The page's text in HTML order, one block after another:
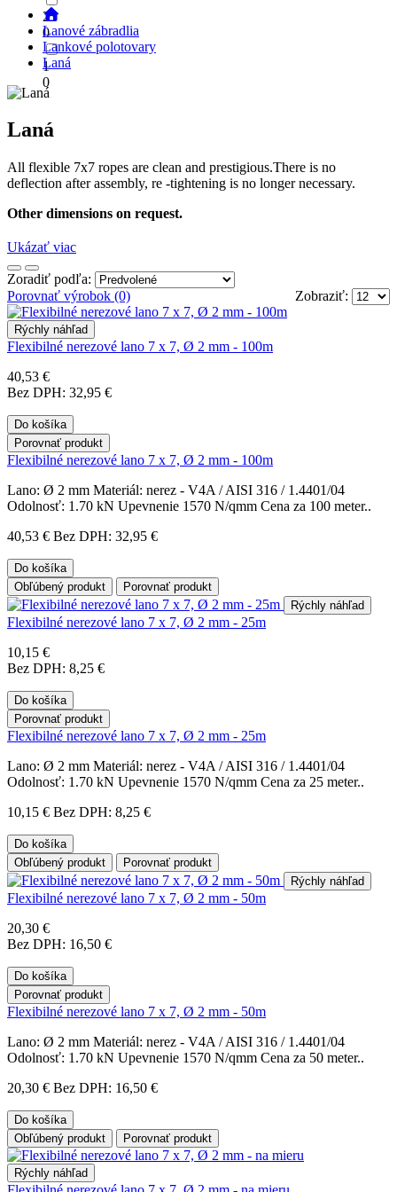
2
0
1
0
Lanové zábradlia
Lankové polotovary
Laná
Laná
All flexible 7x7 ropes are clean and prestigious.There is no
deflection after assembly, re -tightening is no longer necessary.
Other dimensions on request.
Ukázať viac
Zoradiť podľa:
Zobraziť:
Porovnať výrobok (0)
Rýchly náhľad
Flexibilné nerezové lano 7 x 7, Ø 2 mm - 100m
40,53 €
Bez DPH: 32,95 €
Do košíka
Porovnať produkt
Flexibilné nerezové lano 7 x 7, Ø 2 mm - 100m
Lano: Ø 2 mm Materiál: nerez - V4A / AISI 316 / 1.4401/04
Odolnosť: 1.70 kN Upevnenie 1570 N/qmm Cena za 100 meter..
40,53 € Bez DPH: 32,95 €
Do košíka
Obľúbený produkt
Porovnať produkt
Rýchly náhľad
Flexibilné nerezové lano 7 x 7, Ø 2 mm - 25m
10,15 €
Bez DPH: 8,25 €
Do košíka
Porovnať produkt
Flexibilné nerezové lano 7 x 7, Ø 2 mm - 25m
Lano: Ø 2 mm Materiál: nerez - V4A / AISI 316 / 1.4401/04
Odolnosť: 1.70 kN Upevnenie 1570 N/qmm Cena za 25 meter..
10,15 € Bez DPH: 8,25 €
Do košíka
Obľúbený produkt
Porovnať produkt
Rýchly náhľad
Flexibilné nerezové lano 7 x 7, Ø 2 mm - 50m
20,30 €
Bez DPH: 16,50 €
Do košíka
Porovnať produkt
Flexibilné nerezové lano 7 x 7, Ø 2 mm - 50m
Lano: Ø 2 mm Materiál: nerez - V4A / AISI 316 / 1.4401/04
Odolnosť: 1.70 kN Upevnenie 1570 N/qmm Cena za 50 meter..
20,30 € Bez DPH: 16,50 €
Do košíka
Obľúbený produkt
Porovnať produkt
Rýchly náhľad